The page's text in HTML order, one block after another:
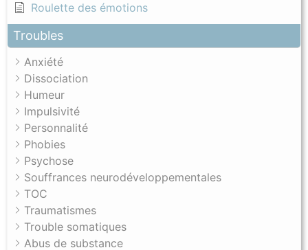
Roulette des émotions
Troubles
Anxiété
Dissociation
Humeur
Impulsivité
Personnalité
Phobies
Psychose
Souffrances neurodéveloppementales
TOC
Traumatismes
Trouble somatiques
Abus de substance